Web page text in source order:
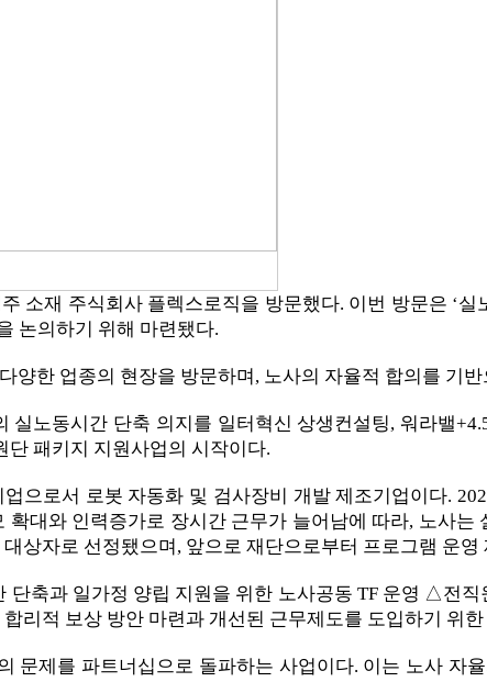
소재 주식회사 플렉스로직을 방문했다. 이번 방문은 ‘
논의하기 위해 마련됐다.
양한 업종의 현장을 방문하며, 노사의 자율적 합의를 기
노동시간 단축 의지를 일터혁신 상생컨설팅, 워라밸
단 패키지 지원사업의 시작이다.
으로서 로봇 자동화 및 검사장비 개발 제조기업이다.
대와 인력증가로 장시간 근무가 늘어남에 따라, 노사
상자로 선정됐으며, 앞으로 재단으로부터 프로그램 운
축과 일가정 양립 지원을 위한 노사공동 TF 운영 △전
리적 보상 방안 마련과 개선된 근무제도를 도입하기 위
문제를 파트너십으로 돌파하는 사업이다. 이는 노사 자